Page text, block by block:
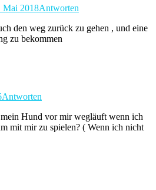
Mai 2018Antworten
den weg zurück zu gehen , und eine
zu bekommen
Antworten
Hund vor mir wegläuft wenn ich
mit mir zu spielen? ( Wenn ich nicht